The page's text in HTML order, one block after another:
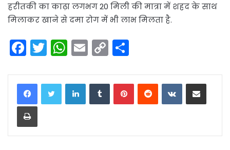
हरीतकी का काढ़ा लगभग 20 मिली की मात्रा में शहद के साथ
मिलाकर खाने से दमा रोग में भी लाभ मिलता है.
F
a
c
e
b
o
T
w
itt
er
W
h
a
ts
p
E
m
ai
C
o
p
n
ar
LinkedInTumblrPinterestReddit VKontakteShare via Email
Print